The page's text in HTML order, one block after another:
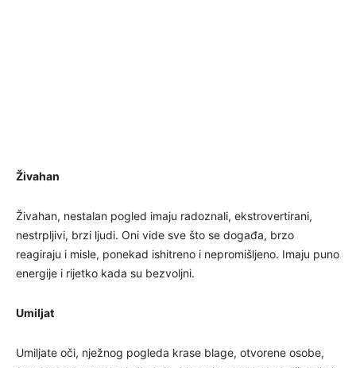
Živahan
Živahan, nestalan pogled imaju radoznali, ekstrovertirani,
nestrpljivi, brzi ljudi. Oni vide sve što se događa, brzo
reagiraju i misle, ponekad ishitreno i nepromišljeno. Imaju puno
energije i rijetko kada su bezvoljni.
Umiljat
Umiljate oči, nježnog pogleda krase blage, otvorene osobe,